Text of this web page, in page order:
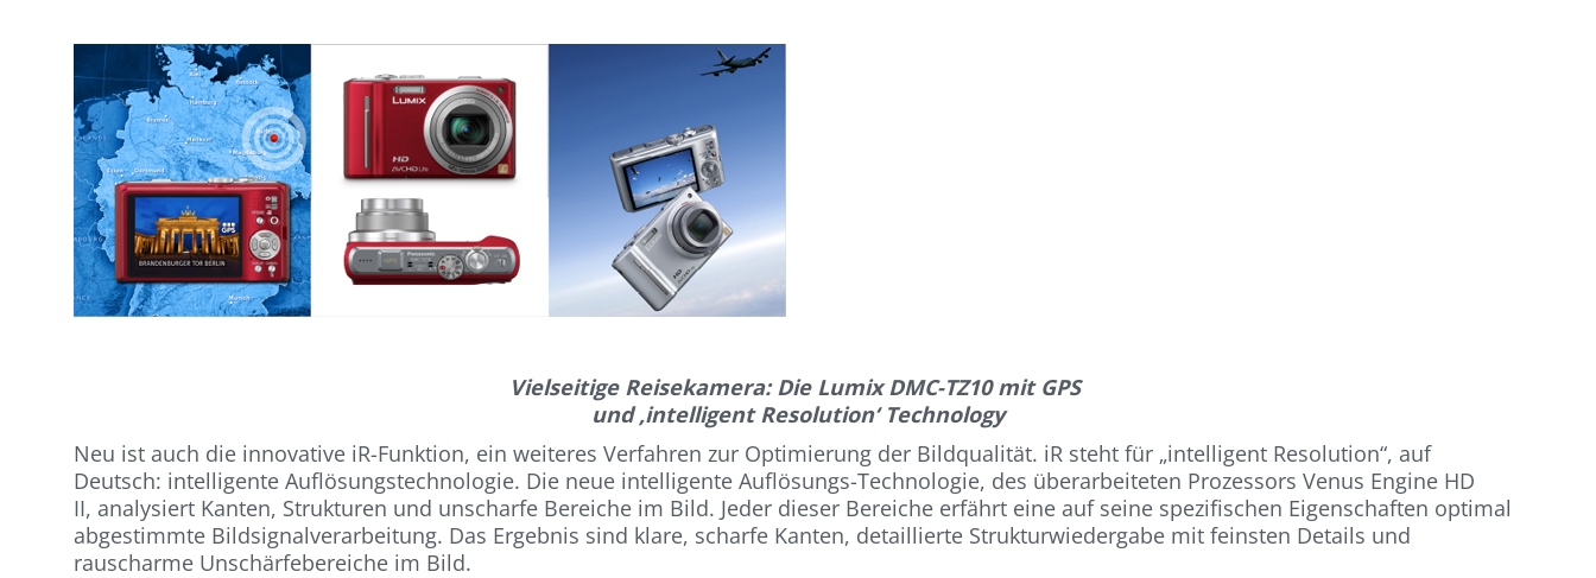
Vielseitige Reisekamera: Die Lumix DMC-TZ10 mit GPS
und ‚intelligent Resolution‘ Technology
Neu ist auch die innovative iR-Funktion, ein weiteres Verfahren zur Optimierung der Bildqualität. iR steht für „intelligent Resolution“, auf
Deutsch: intelligente Auflösungstechnologie. Die neue intelligente Auflösungs-Technologie, des überarbeiteten Prozessors Venus Engine HD
II, analysiert Kanten, Strukturen und unscharfe Bereiche im Bild. Jeder dieser Bereiche erfährt eine auf seine spezifischen Eigenschaften optimal
abgestimmte Bildsignalverarbeitung. Das Ergebnis sind klare, scharfe Kanten, detaillierte Strukturwiedergabe mit feinsten Details und
rauscharme Unschärfebereiche im Bild.